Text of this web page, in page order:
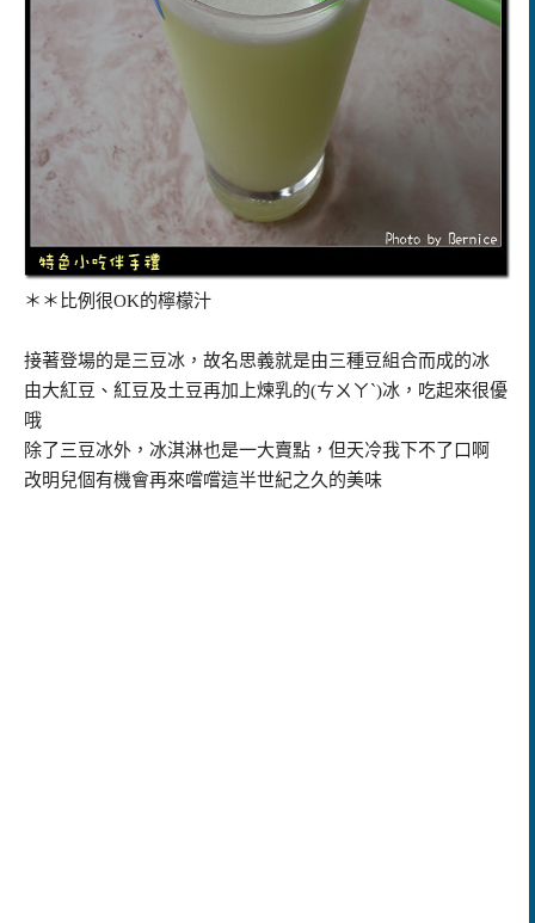
＊＊比例很OK的檸檬汁
接著登場的是三豆冰，故名思義就是由三種豆組合而成的冰
由大紅豆、紅豆及土豆再加上煉乳的(ㄘㄨㄚˋ)冰，吃起來很優
哦
除了三豆冰外，冰淇淋也是一大賣點，但天冷我下不了口啊
改明兒個有機會再來嚐嚐這半世紀之久的美味